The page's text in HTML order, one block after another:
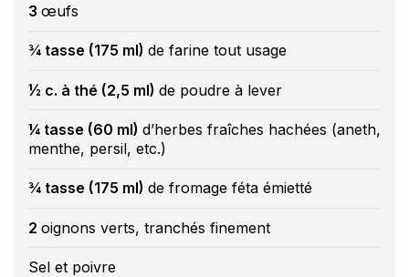
3 œufs
¾ tasse (175 ml) de farine tout usage
½ c. à thé (2,5 ml) de poudre à lever
¼ tasse (60 ml) d’herbes fraîches hachées (aneth,
menthe, persil, etc.)
¾ tasse (175 ml) de fromage féta émietté
2 oignons verts, tranchés finement
Sel et poivre